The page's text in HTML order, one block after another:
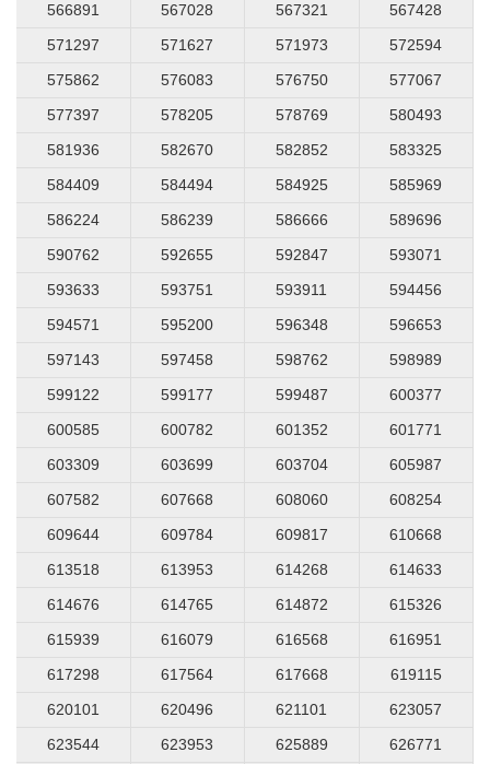
566891
567028 567321
567428
571297
571627 571973
572594
575862
576083 576750
577067
577397
578205 578769
580493
581936
582670 582852
583325
584409
584494 584925
585969
586224
586239 586666
589696
590762
592655 592847
593071
593633
593751 593911
594456
594571
595200 596348
596653
597143
597458 598762
598989
599122
599177 599487
600377
600585
600782 601352
601771
603309
603699 603704
605987
607582
607668 608060
608254
609644
609784 609817
610668
613518
613953 614268
614633
614676
614765 614872
615326
615939
616079 616568
616951
617298
617564 617668
619115
620101
620496 621101
623057
623544
623953 625889
626771